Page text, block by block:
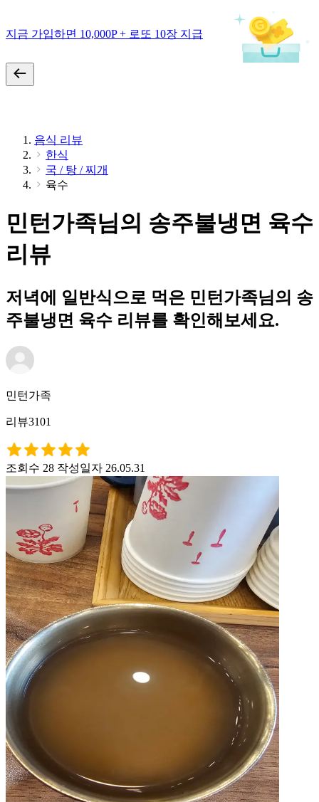
지금 가입하면 10,000P + 로또 10장 지급
음식 리뷰
한식
국 / 탕 / 찌개
육수
민턴가족님의 송주불냉면 육수
리뷰
저녁에 일반식으로 먹은 민턴가족님의 송
주불냉면 육수 리뷰를 확인해보세요.
민턴가족
리뷰3101
조회수 28 작성일자 26.05.31